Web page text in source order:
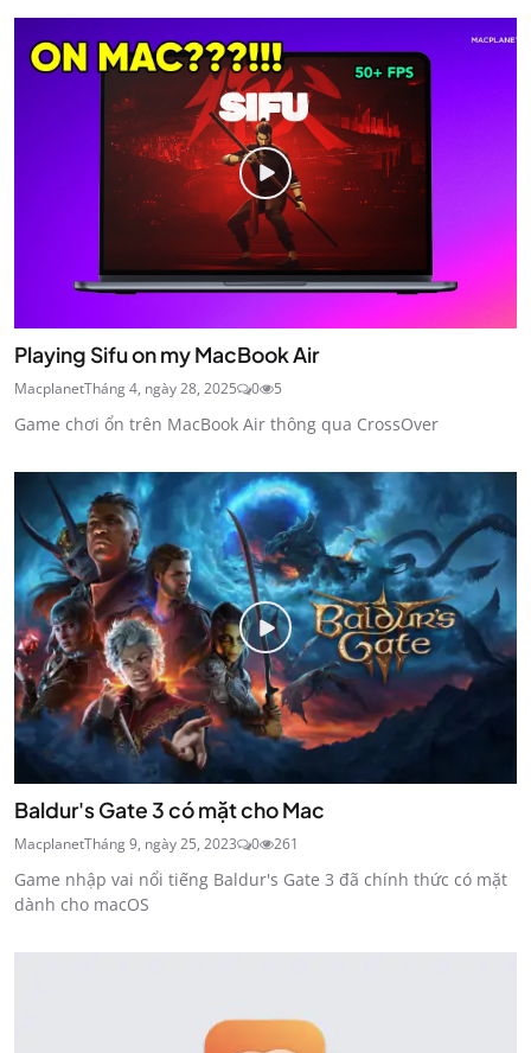
Playing Sifu on my MacBook Air
MacplanetTháng 4, ngày 28, 2025 0 5
Game chơi ổn trên MacBook Air thông qua CrossOver
Baldur's Gate 3 có mặt cho Mac
MacplanetTháng 9, ngày 25, 2023 0 261
Game nhập vai nổi tiếng Baldur's Gate 3 đã chính thức có mặt
dành cho macOS